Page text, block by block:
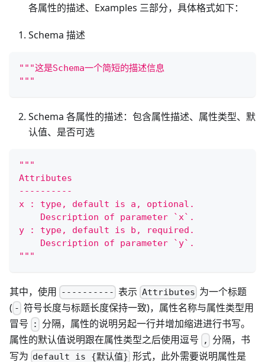
各属性的描述、Examples 三部分，具体格式如下：
Schema 描述
"""这是Schema一个简短的描述信息
"""
Schema 各属性的描述：包含属性描述、属性类型、默
认值、是否可选
"""
Attributes
----------
x : type, default is a, optional.
    Description of parameter `x`.
y : type, default is b, required.
    Description of parameter `y`.
"""
其中，使用 ---------- 表示 Attributes 为一个标题
( - 符号长度与标题长度保持一致)，属性名称与属性类型用
冒号
:
分隔，属性的说明另起一行并增加缩进进行书写。
属性的默认值说明跟在属性类型之后使用逗号
,
分隔，书
写为 default is {默认值} 形式，此外需要说明属性是